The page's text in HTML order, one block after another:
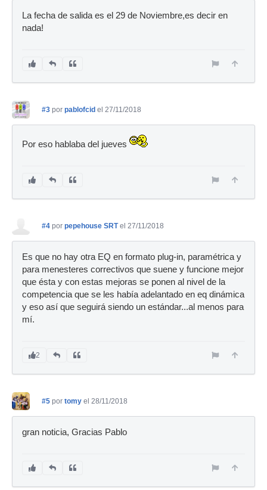
La fecha de salida es el 29 de Noviembre,es decir en
nada!
#3 por pablofcid el 27/11/2018
Por eso hablaba del jueves
#4 por pepehouse SRT el 27/11/2018
Es que no hay otra EQ en formato plug-in, paramétrica y
para menesteres correctivos que suene y funcione mejor
que ésta y con estas mejoras se ponen al nivel de la
competencia que se les había adelantado en eq dinámica
y eso así que seguirá siendo un estándar...al menos para
mí.
2
#5 por tomy el 28/11/2018
gran noticia, Gracias Pablo